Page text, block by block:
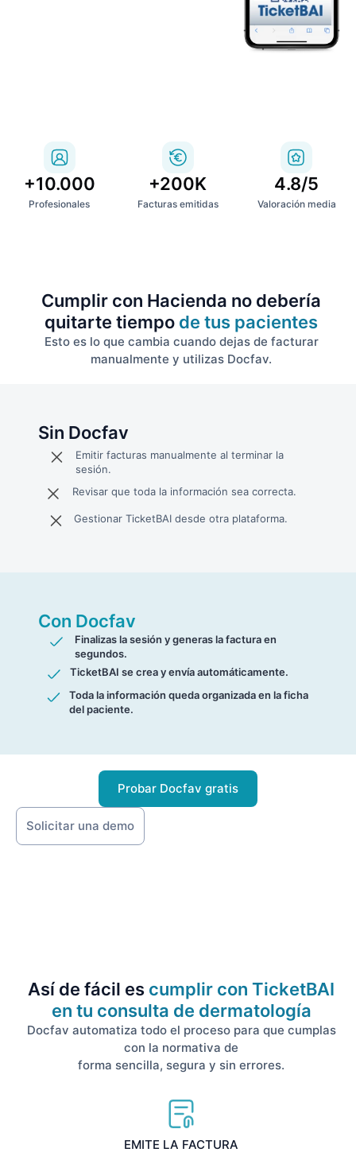
+10.000
Profesionales
+200K
Facturas emitidas
4.8/5
Valoración media
Cumplir con Hacienda no debería
quitarte tiempo de tus pacientes
Esto es lo que cambia cuando dejas de facturar
manualmente y utilizas Docfav.
Sin Docfav
Emitir facturas manualmente al terminar la
sesión.
Revisar que toda la información sea correcta.
Gestionar TicketBAI desde otra plataforma.
Con Docfav
Finalizas la sesión y generas la factura en
segundos.
TicketBAI se crea y envía automáticamente.
Toda la información queda organizada en la ficha
del paciente.
Probar Docfav gratis
Solicitar una demo
Así de fácil es cumplir con TicketBAI
en tu consulta de dermatología
Docfav automatiza todo el proceso para que cumplas
con la normativa de
forma sencilla, segura y sin errores.
EMITE LA FACTURA